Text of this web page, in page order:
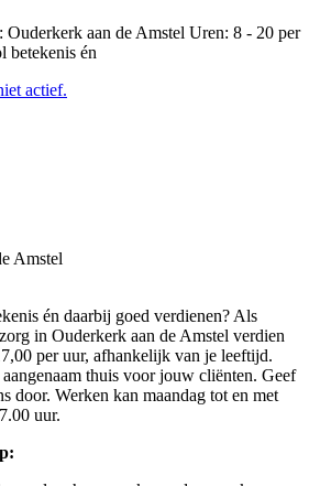
aan de Amstel Uren: 8 - 20 per
betekenis én
actief.
Amstel
én daarbij goed verdienen? Als
in Ouderkerk aan de Amstel verdien
per uur, afhankelijk van je leeftijd.
thuis voor jouw cliënten. Geef
door. Werken kan maandag tot en met
uur.